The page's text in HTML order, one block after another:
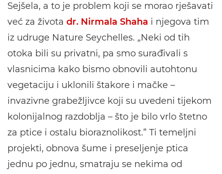
Sejšela, a to je problem koji se morao rješavati
već za života dr. Nirmala Shaha i njegova tim
iz udruge Nature Seychelles. „Neki od tih
otoka bili su privatni, pa smo surađivali s
vlasnicima kako bismo obnovili autohtonu
vegetaciju i uklonili štakore i mačke –
invazivne grabežljivce koji su uvedeni tijekom
kolonijalnog razdoblja – što je bilo vrlo štetno
za ptice i ostalu bioraznolikost.” Ti temeljni
projekti, obnova šume i preseljenje ptica
jednu po jednu, smatraju se nekima od